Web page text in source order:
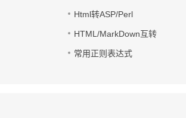
Html转ASP/Perl
HTML/MarkDown互转
常用正则表达式